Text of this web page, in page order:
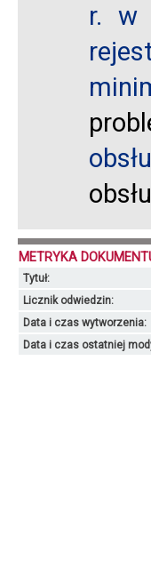
r. w
METRYKA
Tytuł:
Licznik odwiedzin:
Data i czas wytworzenia:
Data i czas ostatniej